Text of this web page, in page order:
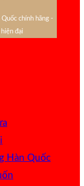
chính hãng -
đại
Hàn Quốc